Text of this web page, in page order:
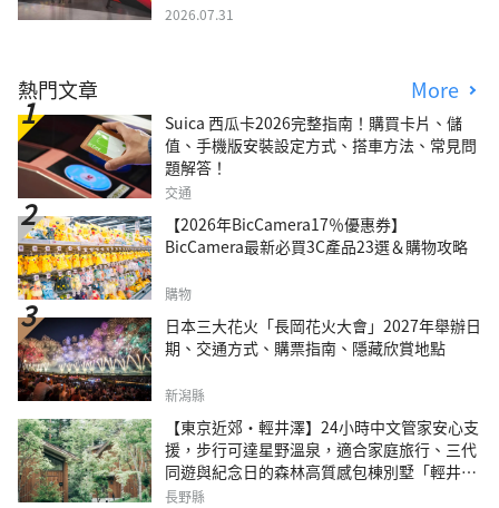
2026.07.31
熱門文章 More
Suica 西瓜卡2026完整指南！購買卡片、儲
值、手機版安裝設定方式、搭車方法、常見問
題解答！
交通
【2026年BicCamera17％優惠券】
BicCamera最新必買3C產品23選＆購物攻略
購物
日本三大花火「長岡花火大會」2027年舉辦日
期、交通方式、購票指南、隱藏欣賞地點
新潟縣
【東京近郊・輕井澤】24小時中文管家安心支
援，步行可達星野溫泉，適合家庭旅行、三代
同遊與紀念日的森林高質感包棟別墅「輕井澤
森四季VILLA」
長野縣